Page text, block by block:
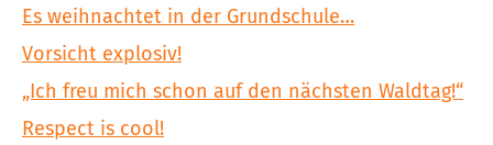
Es weihnachtet in der Grundschule…
Vorsicht explosiv!
„Ich freu mich schon auf den nächsten Waldtag!“
Respect is cool!